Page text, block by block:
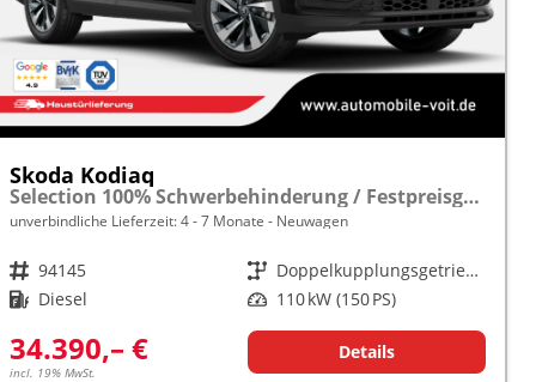
Skoda Kodiaq
Selection 100% Schwerbehinderung / Festpreisgarantie* Modelljahr 2.0 TDI 150PS DSG "Sonderangebot bei Schwerbehinderung" frei konfigurierbar!
unverbindliche Lieferzeit: 4 - 7 Monate Neuwagen
Fahrzeugnr. 94145 Getriebe
Doppelkupplungsgetriebe (DSG)
Kraftstoff Diesel Leistung 110 kW (150 PS)
34.390,– €
incl. 19% MwSt.
Details